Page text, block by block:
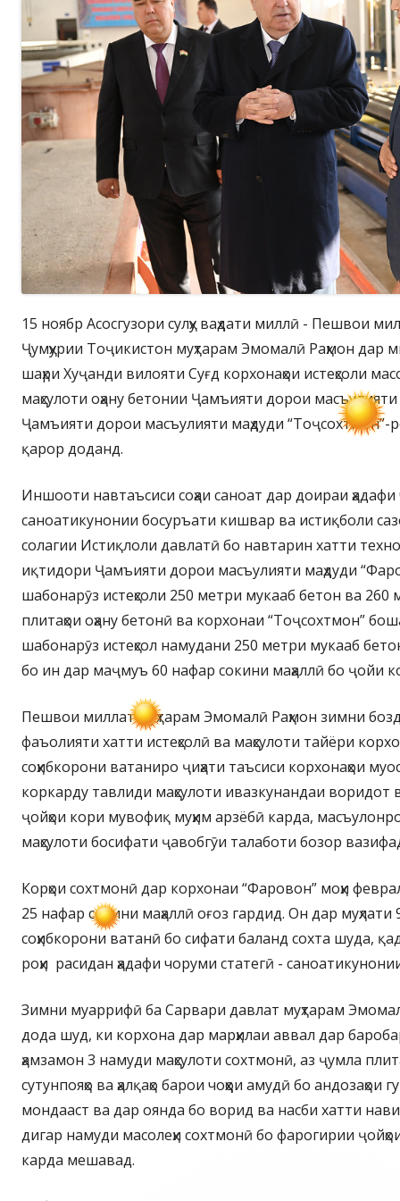
15 ноябр Асосгузори сулҳу ваҳдати миллӣ - Пешвои
Ҷумҳурии Тоҷикистон муҳтарам Эмомалӣ Раҳмон дар
шаҳри Хуҷанди вилояти Суғд корхонаҳои истеҳсоли
маҳсулоти оҳану бетонии Ҷамъияти дорои
Ҷамъияти дорои масъулияти маҳдуди
қарор доданд.
Иншооти навтаъсиси соҳаи саноат дар доираи
саноатикунонии босуръати кишвар ва истиқболи
солагии Истиқлоли давлатӣ бо навтарин хатти
иқтидори Ҷамъияти дорои масъулияти маҳдуди
шабонарӯз истеҳсоли 250 метри мукааб бетон ва
плитаҳои оҳану бетонӣ ва корхонаи “Тоҷсохтмон”
шабонарӯз истеҳсол намудани 250 метри мукааб
бо ин дар маҷмуъ 60 нафар сокини маҳаллӣ бо ҷойи
Пешвои миллат муҳтарам Эмомалӣ Раҳмон зимни
фаъолияти хатти истеҳсолӣ ва маҳсулоти тайёри
соҳибкорони ватаниро ҷиҳати таъсиси корхонаҳои
коркарду тавлиди маҳсулоти ивазкунандаи
ҷойҳои кори мувофиқ муҳим арзёбӣ карда,
маҳсулоти босифати ҷавобгӯи талаботи бозор
Корҳои сохтмонӣ дар корхонаи “Фаровон” моҳи
25 нафар сокини маҳаллӣ оғоз гардид. Он дар муҳлати
соҳибкорони ватанӣ бо сифати баланд сохта шуда,
роҳи расидан ҳадафи чоруми статегӣ -
Зимни муаррифӣ ба Сарвари давлат муҳтарам
дода шуд, ки корхона дар марҳилаи аввал дар
ҳамзамон 3 намуди маҳсулоти сохтмонӣ, аз ҷумла
сутунпояҳо ва ҳалқаҳо барои чоҳҳои амудӣ бо андозаҳои
мондааст ва дар оянда бо ворид ва насби хатти нави
дигар намуди масолеҳи сохтмонӣ бо фарогирии
карда мешавад.